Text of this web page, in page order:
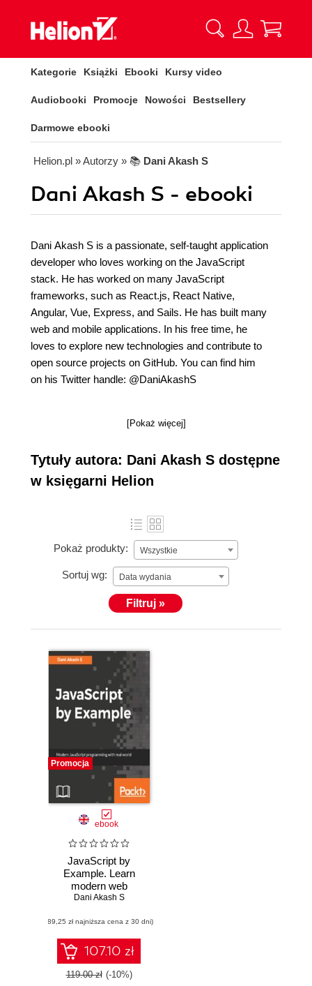
Kategorie Książki Ebooki Kursy video
Audiobooki Promocje Nowości Bestsellery
Darmowe ebooki
Helion.pl » Autorzy » 📚 Dani Akash S
Dani Akash S - ebooki
Dani Akash S is a passionate, self-taught application
developer who loves working on the JavaScript
stack. He has worked on many JavaScript
frameworks, such as React.js, React Native,
Angular, Vue, Express, and Sails. He has built many
web and mobile applications. In his free time, he
loves to explore new technologies and contribute to
open source projects on GitHub. You can find him
on his Twitter handle: @DaniAkashS
[Pokaż więcej]
Tytuły autora: Dani Akash S dostępne
w księgarni Helion
Pokaż produkty: Wszystkie
Sortuj wg: Data wydania
Filtruj »
Promocja
ebook
JavaScript by
Example. Learn
modern web
development with
applications
Dani Akash S
(89,25 zł najniższa cena z 30 dni)
107.10 zł
119.00 zł (-10%)